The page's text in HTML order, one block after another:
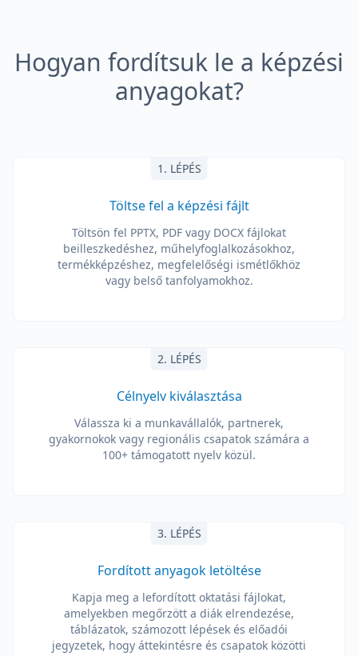
Hogyan fordítsuk le a képzési
anyagokat?
1. LÉPÉS
Töltse fel a képzési fájlt
Töltsön fel PPTX, PDF vagy DOCX fájlokat
beilleszkedéshez, műhelyfoglalkozásokhoz,
termékképzéshez, megfelelőségi ismétlőkhöz
vagy belső tanfolyamokhoz.
2. LÉPÉS
Célnyelv kiválasztása
Válassza ki a munkavállalók, partnerek,
gyakornokok vagy regionális csapatok számára a
100+ támogatott nyelv közül.
3. LÉPÉS
Fordított anyagok letöltése
Kapja meg a lefordított oktatási fájlokat,
amelyekben megőrzött a diák elrendezése,
táblázatok, számozott lépések és előadói
jegyzetek, hogy áttekintésre és csapatok közötti